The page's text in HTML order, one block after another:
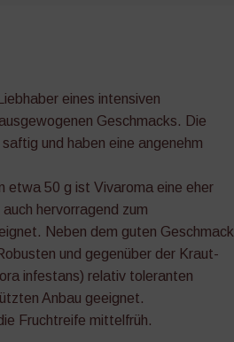
eines intensiven
Geschmacks. Die
und haben eine angenehm
etwa 50 g ist Vivaroma eine eher
hervorragend zum
Neben dem guten Geschmack
und gegenüber der Kraut-
infestans) relativ toleranten
Anbau geeignet.
Fruchtreife mittelfrüh.